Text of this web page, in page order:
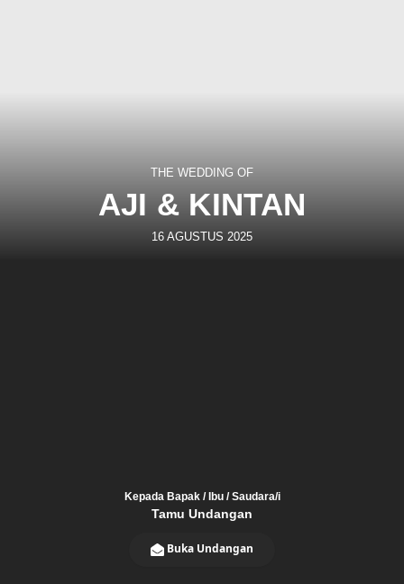
THE WEDDING OF
AJI & KINTAN
16 AGUSTUS 2025
Kepada Bapak / Ibu / Saudara/i
Tamu Undangan
Buka Undangan